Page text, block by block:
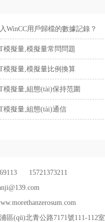
WinCC用戶歸檔的數據記錄？
模擬量,模擬量常問問題
模擬量,模擬量比例換算
模擬量,組態(tài)保持范圍
模擬量,組態(tài)通信
15721373211
浦區(qū)北青公路7171號111-112室